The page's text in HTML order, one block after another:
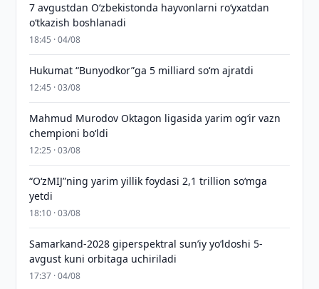
7 avgustdan O‘zbekistonda hayvonlarni ro‘yxatdan
o‘tkazish boshlanadi
18:45 · 04/08
Hukumat “Bunyodkor”ga 5 milliard so‘m ajratdi
12:45 · 03/08
Mahmud Murodov Oktagon ligasida yarim og‘ir vazn
chempioni bo‘ldi
12:25 · 03/08
“O‘zMIJ”ning yarim yillik foydasi 2,1 trillion so‘mga
yetdi
18:10 · 03/08
Samarkand-2028 giperspektral sun’iy yo‘ldoshi 5-
avgust kuni orbitaga uchiriladi
17:37 · 04/08